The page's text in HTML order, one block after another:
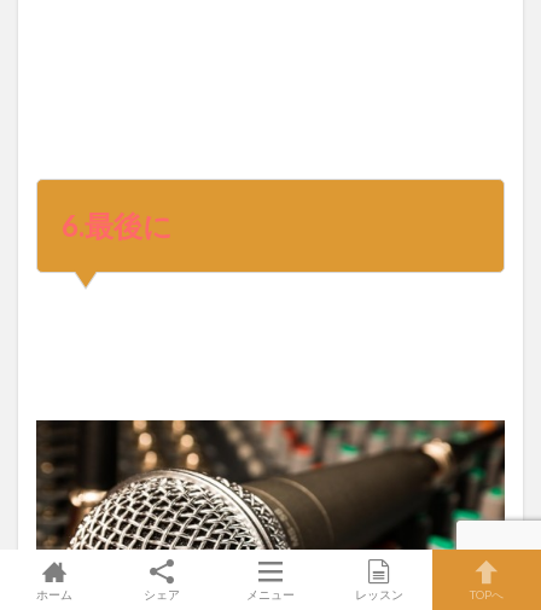
6.最後に
ホーム シェア メニュー レッスン TOPへ